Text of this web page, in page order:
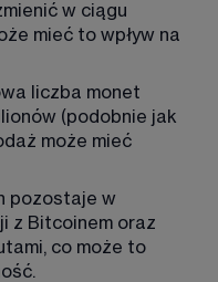
w ciągu
mieć to wpływ na
liczba monet
(podobnie jak
może mieć
pozostaje w
z Bitcoinem oraz
co może to